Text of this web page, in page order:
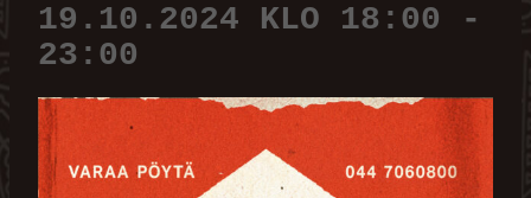
19.10.2024 KLO 18:00 -
23:00